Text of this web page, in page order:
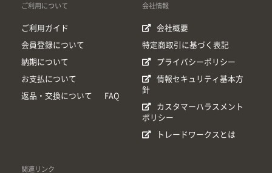
ご利用について
ご利用ガイド
会員登録について
納期について
お支払について
返品・交換について FAQ
会社情報
会社概要
特定商取引に基づく表記
プライバシーポリシー
情報セキュリティ基本方
針
カスタマーハラスメント
ポリシー
トレードワークスとは
関連リンク